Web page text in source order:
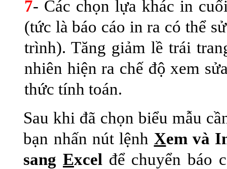
7- Các chọn lựa khác in
(tức là báo cáo in ra có thể
trình). Tăng giảm lề trái
nhiên hiện ra chế độ xem
thức tính toán.
Sau khi đã chọn biểu mẫu
bạn nhấn nút lệnh Xem và
sangExcel để chuyển báo